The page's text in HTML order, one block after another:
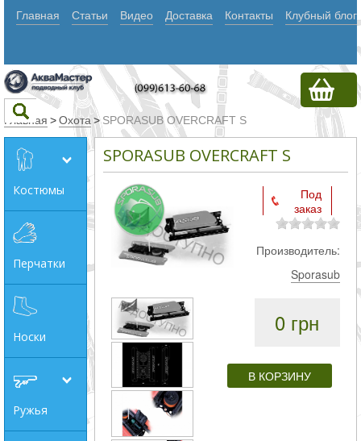
Главная Статьи Видео Доставка Контакты Клубный блог
Текст
Искать
Любое из
слов
слова
Точное
Категории
Главная >Охота > SPORASUB OVERCRAFT S
Костюмы
Перчатки
Носки
Ружья
SPORASUB OVERCRAFT S
Под
заказ
Производитель:
Sporasub
0 грн